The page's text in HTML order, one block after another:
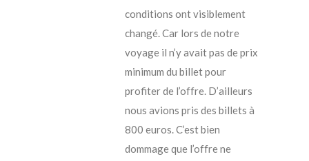
conditions ont visiblement
changé. Car lors de notre
voyage il n’y avait pas de prix
minimum du billet pour
profiter de l’offre. D’ailleurs
nous avions pris des billets à
800 euros. C’est bien
dommage que l’offre ne